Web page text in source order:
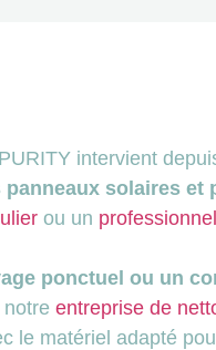
intervient
panneaux solaires
ou un professionnel
ponctuel ou un
entreprise de
le matériel adapté